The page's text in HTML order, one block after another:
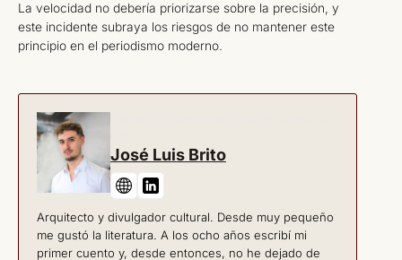
La velocidad no debería priorizarse sobre la precisión, y
este incidente subraya los riesgos de no mantener este
principio en el periodismo moderno.
José Luis Brito
Arquitecto y divulgador cultural. Desde muy pequeño
me gustó la literatura. A los ocho años escribí mi
primer cuento y, desde entonces, no he dejado de